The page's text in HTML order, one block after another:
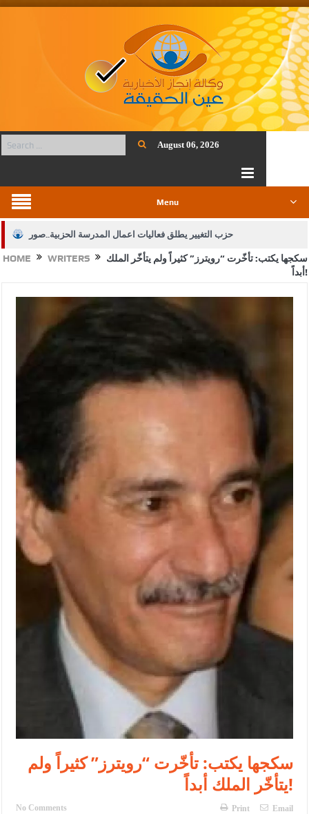
August 06, 2026
Menu
حزب التغيير يطلق فعاليات اعمال المدرسة الحزبية..صور
الجيش يفتح باب التجنيد لحملة البكالوريوس في الحقوق والقانون
الإسلامية والمسيحية
الأمن يتلف 16 مليون حبة كبتاجون و1480 كغم مواد مخدرة
النواب يقر مشروع تعديل قانون الملكية العقارية
القاضي يلتقي رؤساء تحرير الصحف اليومية ويؤكد حرص مجلس النواب
دعوة المكلفين بخدمة العلم (الدفعة الثالثة) إلى مراجعة منصة خدمة
الملك يلتقي مجموعة من رفاق السلاح
الملك يتلقى اتصالا هاتفيا من العاهل البحريني
القاضي محمود أحمد فريحات.. مبارك ومزيدا من التوفيق
HOME WRITERS
سكجها يكتب: تأخّرت “رويترز” كثيراً ولم يتأخّر الملك
أبداً!
سكجها يكتب: تأخّرت “رويترز” كثيراً ولم
يتأخّر الملك أبداً!
No Comments Print Email